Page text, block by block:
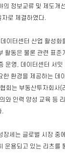
정보교류 및 제도개
로 체결하였다.
이터센터 산업 활성화
활동은 물론 관련 표
운영, 데이터센터 서밋
한 환경을 제공하는 데
회는 부동산투자회사(
와 인력 양성 교육 등
.
장세는 글로벌 시장 중
운용되고 있는 리츠를